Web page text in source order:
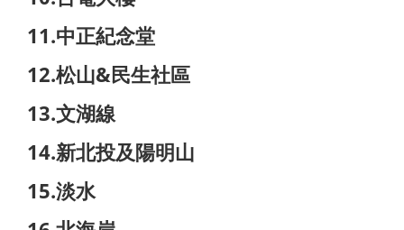
11.中正紀念堂
12.松山&民生社區
13.文湖線
14.新北投及陽明山
15.淡水